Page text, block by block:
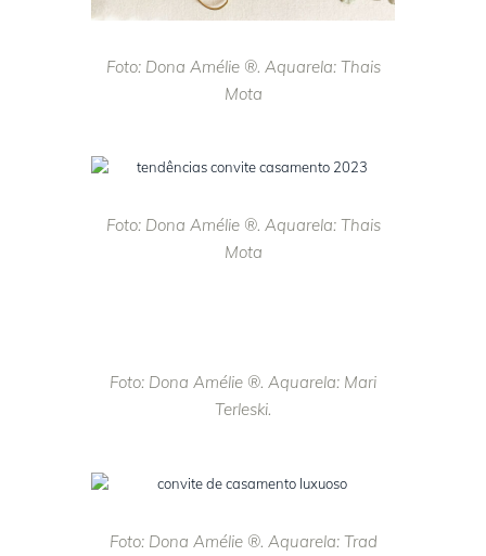
Foto: Dona Amélie ®. Aquarela: Thais
Mota
Foto: Dona Amélie ®. Aquarela: Thais
Mota
Foto: Dona Amélie ®. Aquarela: Mari
Terleski.
Foto: Dona Amélie ®. Aquarela: Trad